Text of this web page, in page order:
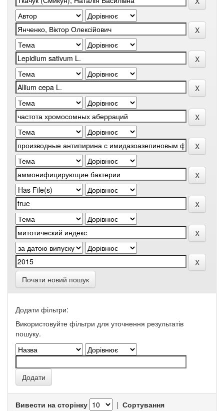
Почати новий пошук
Додати фільтри:
Використовуйте фільтри для уточнення результатів
пошуку.
Вивести на сторінку | Сортування